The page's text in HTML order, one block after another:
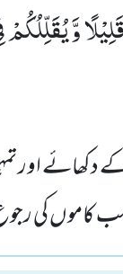
وَّ یُقَلِّلُكُمْ
اور
سب کاموں کی